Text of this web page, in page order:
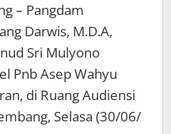
– Pangdam
Darwis, M.D.A,
Sri Mulyono
Pnb Asep Wahyu
di Ruang Audiensi
Selasa (30/06/